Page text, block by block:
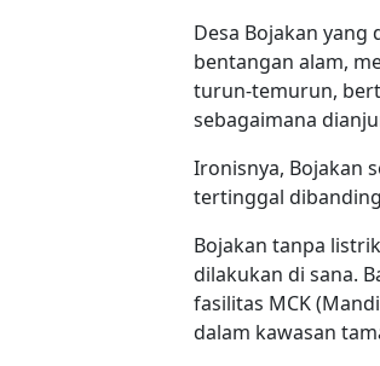
Desa Bojakan
bentangan alam,
turun-temurun,
sebagaimana
Ironisnya, Bojakan
tertinggal
Bojakan tanpa
dilakukan di sana.
fasilitas MCK
dalam kawasan